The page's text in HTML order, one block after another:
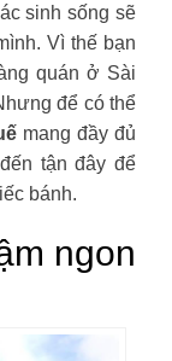
sinh sống sẽ
Vì thế bạn
quán ở Sài
để có thể
mang đầy đủ
tận đây để
bánh.
ngon